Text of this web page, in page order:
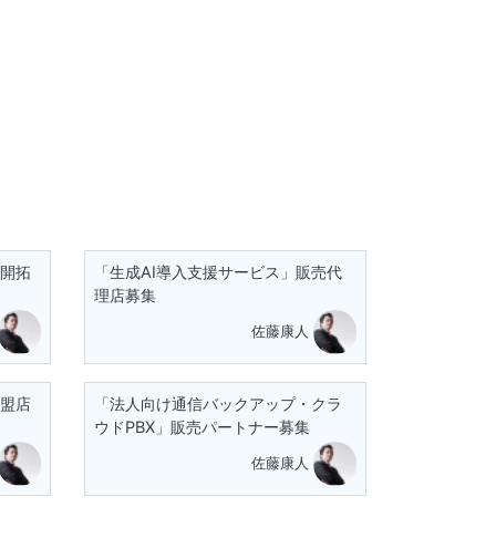
拓
「生成AI導入支援サービス」販売代
理店募集
佐藤康人
店
「法人向け通信バックアップ・クラ
ウドPBX」販売パートナー募集
佐藤康人